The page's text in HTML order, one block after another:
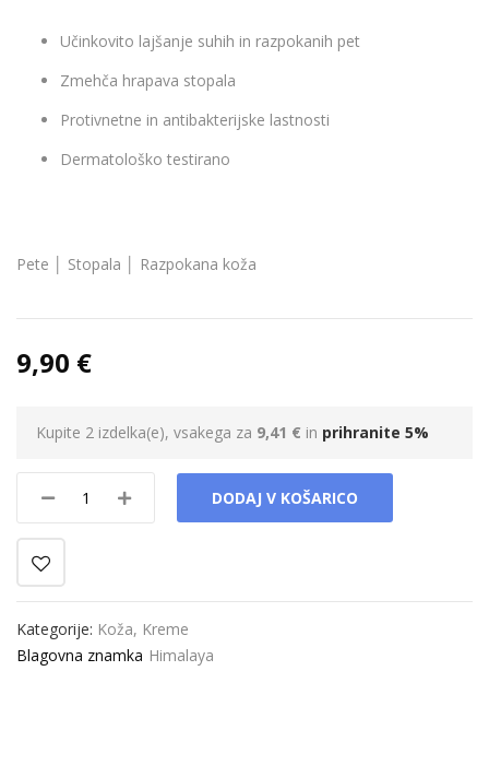
Učinkovito lajšanje suhih in razpokanih pet
Zmehča hrapava stopala
Protivnetne in antibakterijske lastnosti
Dermatološko testirano
Pete │ Stopala │ Razpokana koža
9,90 €
Kupite 2 izdelka(e), vsakega za 9,41 € in prihranite 5%
DODAJ V KOŠARICO
Kategorije: Koža, Kreme
Blagovna znamka Himalaya